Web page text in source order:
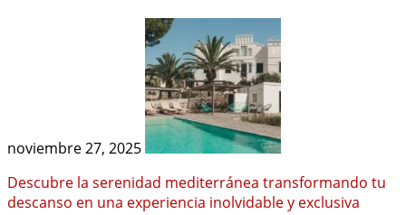
noviembre 27, 2025
Descubre la serenidad mediterránea transformando tu
descanso en una experiencia inolvidable y exclusiva